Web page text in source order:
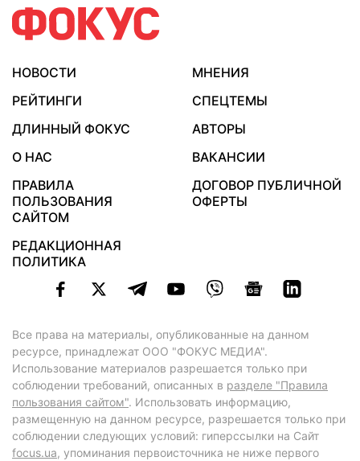
НОВОСТИ
МНЕНИЯ
РЕЙТИНГИ
СПЕЦТЕМЫ
ДЛИННЫЙ ФОКУС
АВТОРЫ
О НАС
ВАКАНСИИ
ПРАВИЛА
ПОЛЬЗОВАНИЯ
САЙТОМ
ДОГОВОР ПУБЛИЧНОЙ
ОФЕРТЫ
РЕДАКЦИОННАЯ
ПОЛИТИКА
Все права на материалы, опубликованные на данном
ресурсе, принадлежат ООО "ФОКУС МЕДИА".
Использование материалов разрешается только при
соблюдении требований, описанных в разделе "Правила
пользования сайтом". Использовать информацию,
размещенную на данном ресурсе, разрешается только при
соблюдении следующих условий: гиперссылки на Сайт
focus.ua, упоминания первоисточника не ниже первого